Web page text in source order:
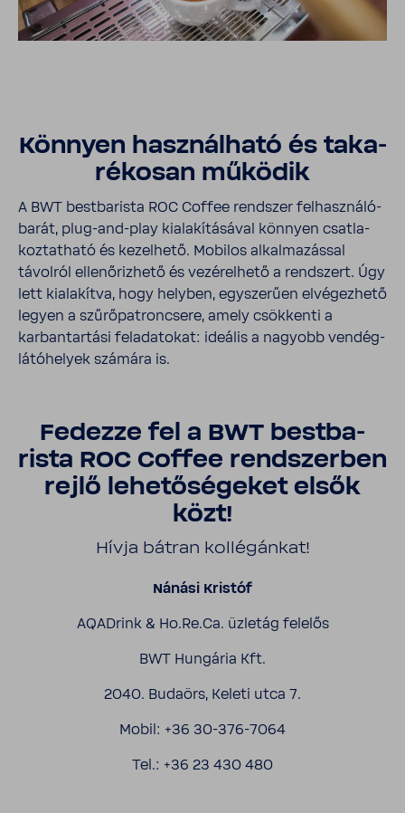
Könnyen hasz­nál­ható és taka­
ré­kosan működik
A BWT best­ba­rista ROC Coffee rend­szer felhasz­ná­ló­
barát, plug-​and-​play kiala­kí­tá­sával könnyen csat­la­
koz­tat­ható és kezel­hető. Mobilos alkal­ma­zással
távolról ellen­őriz­hető és vezé­rel­hető a rend­szert. Úgy
lett kiala­kítva, hogy helyben, egysze­rűen elvé­gez­hető
legyen a szűrő­pat­ron­csere, amely csök­kenti a
karban­tar­tási felada­tokat: ideális a nagyobb vendég­
lá­tó­he­lyek számára is.
Fedezze fel a BWT best­ba­
rista ROC Coffee rend­szerben
rejlő lehe­tő­sé­geket elsők
közt!
Hívja bátran kollé­gánkat!
Nánási Kristóf
AQAD­rink & Ho.Re.Ca. üzletág felelős
BWT Hungária Kft.
2040. Budaörs, Keleti utca 7.
Mobil: +36 30-​376-7064
Tel.: +36 23 430 480